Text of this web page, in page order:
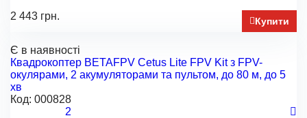
2 443 грн.
Купити
Є в наявності
Квадрокоптер BETAFPV Cetus Lite FPV Kit з FPV-
окулярами, 2 акумуляторами та пультом, до 80 м, до 5
хв
Код: 000828
2